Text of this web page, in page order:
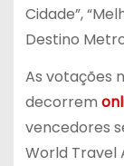
Cidade”,
Destino
As votações
decorrem
vencedores
World Travel